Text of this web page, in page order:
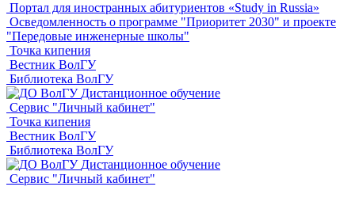
Портал для иностранных абитуриентов «Study in Russia»
Осведомленность о программе "Приоритет 2030" и проекте
"Передовые инженерные школы"
Точка кипения
Вестник ВолГУ
Библиотека ВолГУ
Дистанционное обучение
Сервис "Личный кабинет"
Точка кипения
Вестник ВолГУ
Библиотека ВолГУ
Дистанционное обучение
Сервис "Личный кабинет"